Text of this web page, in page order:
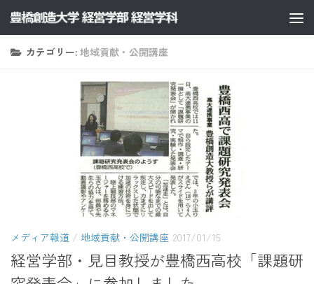
コンテンツへスキップ
カテゴリー: 地域貢献・公開講座
メディア報道 / 地域貢献・公開講座 2017/01/15
経営学部・見目教授が豊橋西高校「課題研